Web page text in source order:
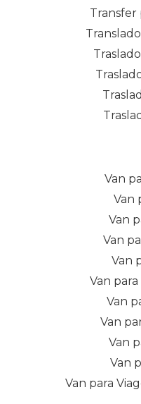
Transfer
Van
Van
Van
Van
Van
Van para
Van
Van
Van
Van
Van para